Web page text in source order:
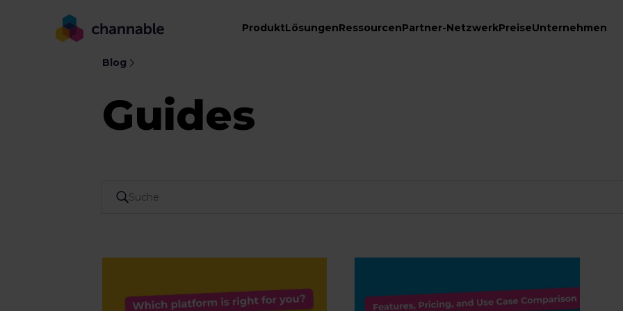
ProduktLösungenRessourcenPartner-NetzwerkPreiseUnternehmen
Blog
Guides